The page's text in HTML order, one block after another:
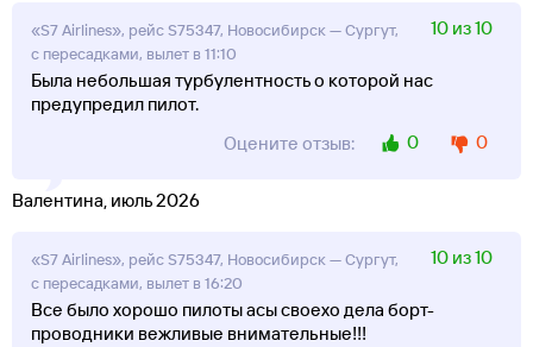
«S7 Airlines», рейс S75347, Новосибирск — Сургут,
с пересадками, вылет в 11:10
10 из 10
Была небольшая турбулентность о которой нас
предупредил пилот.
Оцените отзыв:
0 0
Валентина, июль 2026
«S7 Airlines», рейс S75347, Новосибирск — Сургут,
с пересадками, вылет в 16:20
10 из 10
Все было хорошо пилоты асы своехо дела борт-
проводники вежливые внимательные!!!